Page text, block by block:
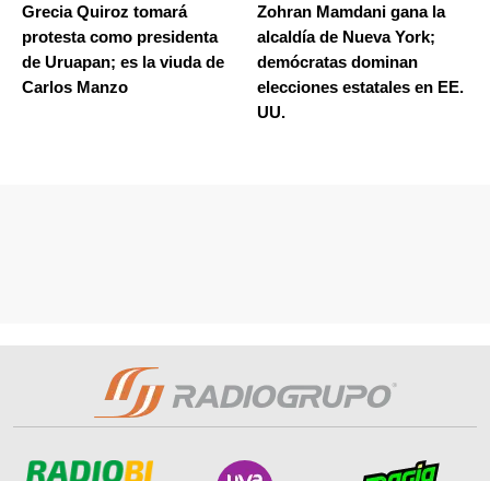
Grecia Quiroz tomará
protesta como presidenta
de Uruapan; es la viuda de
Carlos Manzo
Zohran Mamdani gana la
alcaldía de Nueva York;
demócratas dominan
elecciones estatales en EE.
UU.